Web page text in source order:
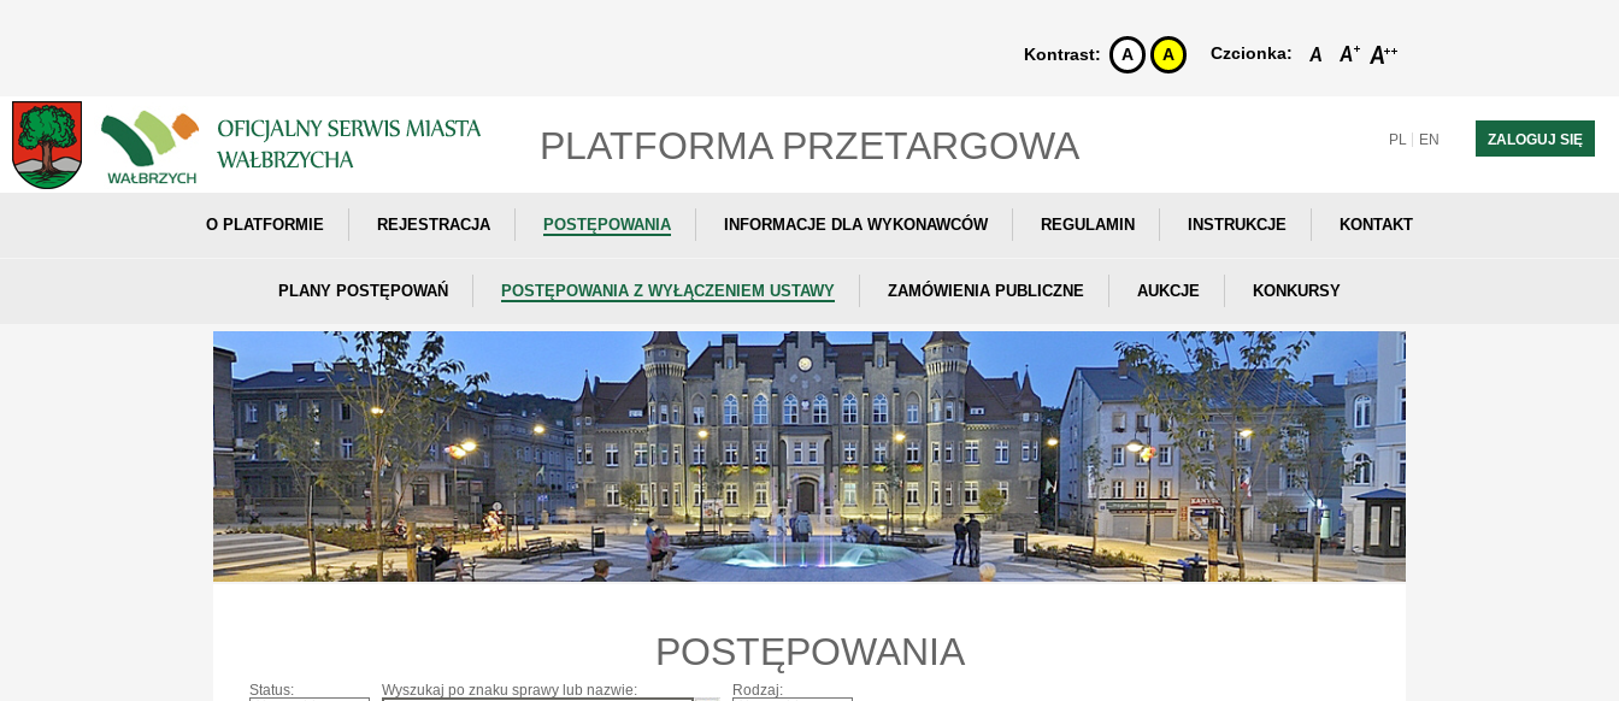
Czcionka:
Kontrast: A A
PLATFORMA PRZETARGOWA PL EN ZALOGUJ SIĘ
O PLATFORMIE REJESTRACJA POSTĘPOWANIA INFORMACJE DLA WYKONAWCÓW REGULAMIN INSTRUKCJE KONTAKT
PLANY POSTĘPOWAŃ POSTĘPOWANIA Z WYŁĄCZENIEM USTAWY ZAMÓWIENIA PUBLICZNE AUKCJE KONKURSY
POSTĘPOWANIA
Status: Wyszukaj po znaku sprawy lub nazwie: Rodzaj: